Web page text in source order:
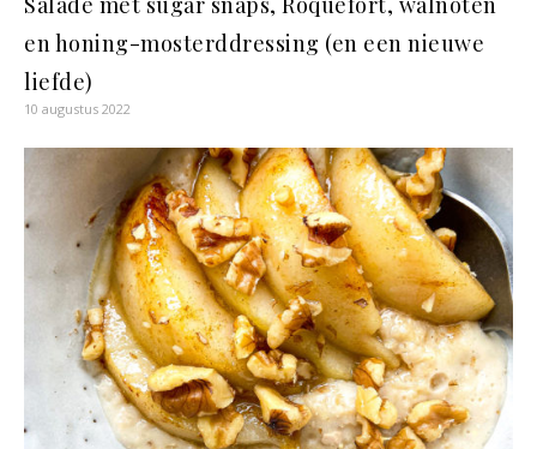
en honing-mosterddressing (en een nieuwe
liefde)
10 augustus 2022